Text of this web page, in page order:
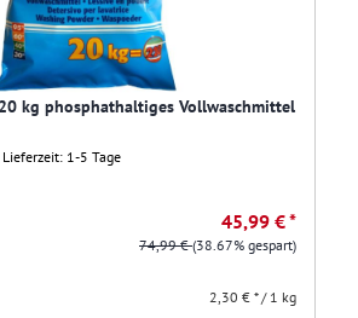
kg phosphathaltiges Vollwaschmittel
1-5 Tage
45,99 € *
74,99 €(38.67% gespart)
2,30 € * / 1 kg